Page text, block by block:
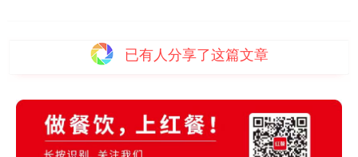
已有 人分享了这篇文章